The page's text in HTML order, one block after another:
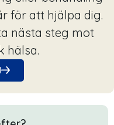
för att hjälpa dig.
nästa steg mot
hälsa.